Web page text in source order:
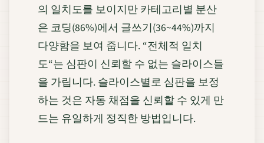
의 일치도를 보이지만 카테고리별 분산
은 코딩(86%)에서 글쓰기(36~44%)까지
다양함을 보여 줍니다. “전체적 일치
도“는 심판이 신뢰할 수 없는 슬라이스들
을 가립니다. 슬라이스별로 심판을 보정
하는 것은 자동 채점을 신뢰할 수 있게 만
드는 유일하게 정직한 방법입니다.